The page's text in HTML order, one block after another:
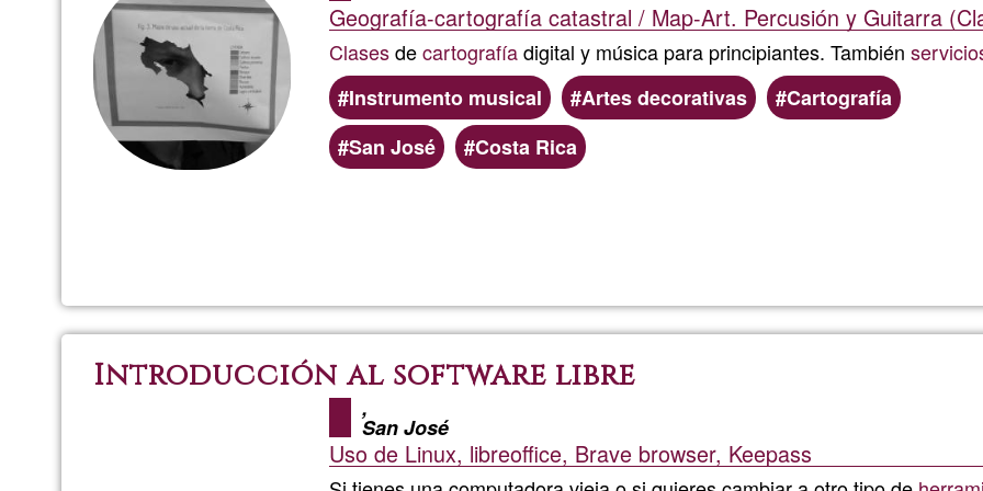
Geografía-cartografía catastral / Map-Art. Percusión y Guitarra
Clasesdecartografíadigital y música para principiantes. También
Instrumento musical
Artes decorativas
Cartografía
San José
Costa Rica
Introducción al software libre
,
San José
Uso de Linux, libreoffice, Brave browser, Keepass